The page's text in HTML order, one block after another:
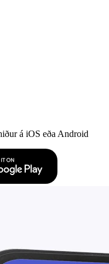
á iOS eða Android